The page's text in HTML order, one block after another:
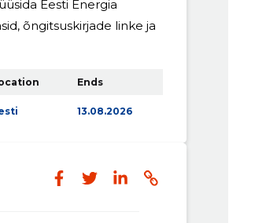
Eesti Energia
õngitsuskirjade linke ja
Ends
13.08.2026